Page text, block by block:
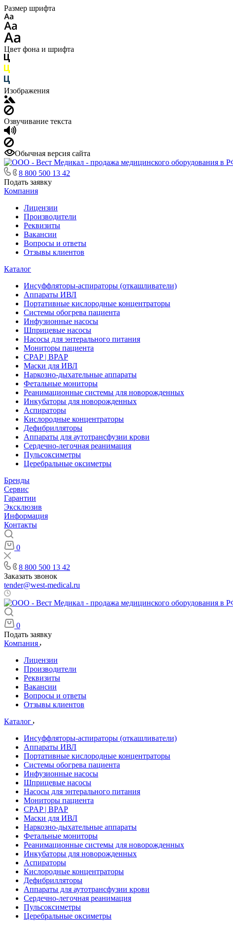
Размер шрифта
Цвет фона и шрифта
Изображения
Озвучивание текста
Обычная версия сайта
8 800 500 13 42
Подать заявку
Компания
Лицензии
Производители
Реквизиты
Вакансии
Вопросы и ответы
Отзывы клиентов
Каталог
Инсуффляторы-аспираторы (откашливатели)
Аппараты ИВЛ
Портативные кислородные концентраторы
Системы обогрева пациента
Инфузионные насосы
Шприцевые насосы
Насосы для энтерального питания
Мониторы пациента
CPAP | BPAP
Маски для ИВЛ
Наркозно-дыхательные аппараты
Фетальные мониторы
Реанимационные системы для новорожденных
Инкубаторы для новорожденных
Аспираторы
Кислородные концентраторы
Дефибрилляторы
Аппараты для аутотрансфузии крови
Сердечно-легочная реанимация
Пульсоксиметры
Церебральные оксиметры
Бренды
Сервис
Гарантии
Эксклюзив
Информация
Контакты
0
8 800 500 13 42
Заказать звонок
tender@west-medical.ru
0
Подать заявку
Компания
Лицензии
Производители
Реквизиты
Вакансии
Вопросы и ответы
Отзывы клиентов
Каталог
Инсуффляторы-аспираторы (откашливатели)
Аппараты ИВЛ
Портативные кислородные концентраторы
Системы обогрева пациента
Инфузионные насосы
Шприцевые насосы
Насосы для энтерального питания
Мониторы пациента
CPAP | BPAP
Маски для ИВЛ
Наркозно-дыхательные аппараты
Фетальные мониторы
Реанимационные системы для новорожденных
Инкубаторы для новорожденных
Аспираторы
Кислородные концентраторы
Дефибрилляторы
Аппараты для аутотрансфузии крови
Сердечно-легочная реанимация
Пульсоксиметры
Церебральные оксиметры